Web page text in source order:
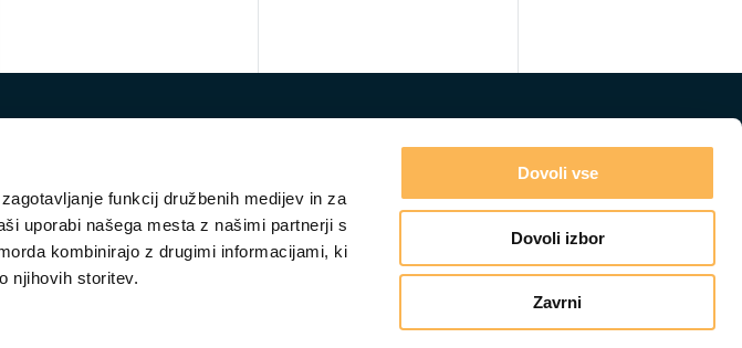
funkcij družbenih medijev in za
uporabi našega mesta z našimi partnerji s
kombinirajo z drugimi informacijami, ki
njihovih storitev.
Dovoli vse
Dovoli izbor
Zavrni
IZOBRAŽEVANJA